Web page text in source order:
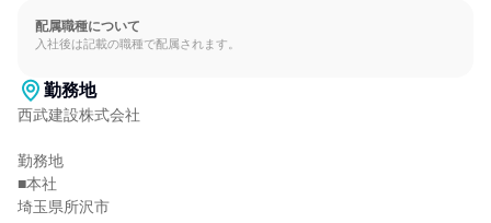
配属職種について
入社後は記載の職種で配属されます。
勤務地
西武建設株式会社
勤務地
■本社
埼玉県所沢市